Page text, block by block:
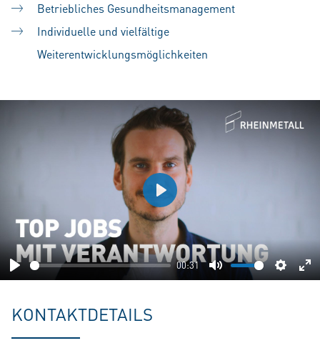
Betriebliches Gesundheitsmanagement
Individuelle und vielfältige
Weiterentwicklungsmöglichkeiten
Play
00:31
Mute
Play
KONTAKTDETAILS